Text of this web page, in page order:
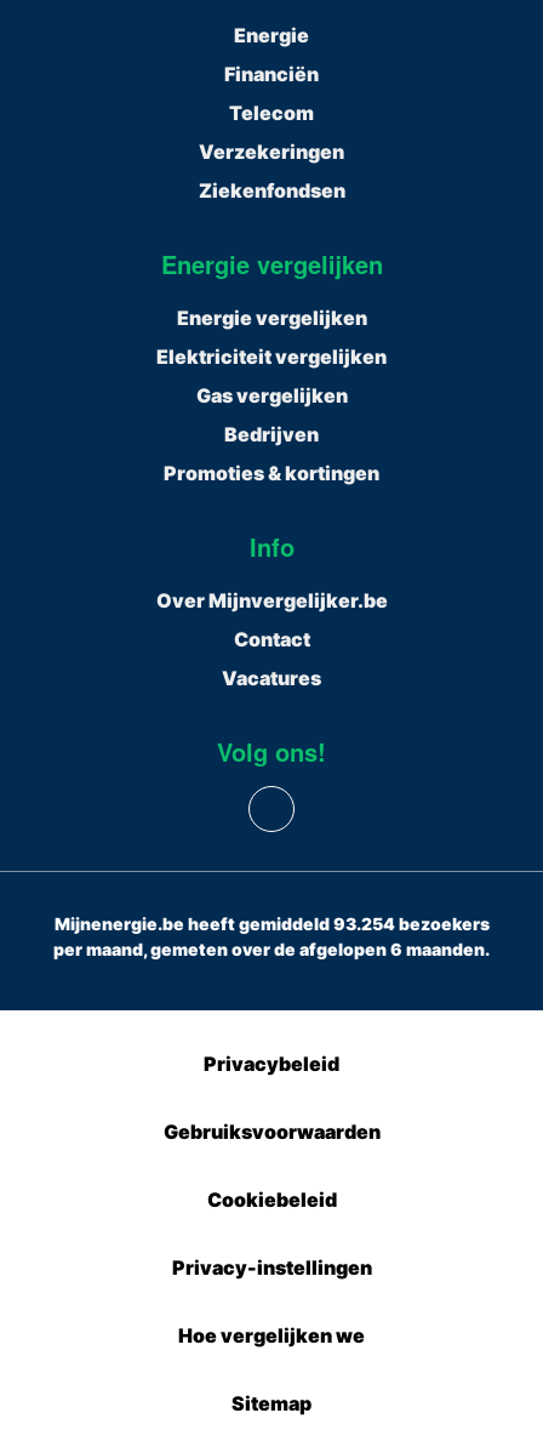
Energie
Financiën
Telecom
Verzekeringen
Ziekenfondsen
Energie vergelijken
Energie vergelijken
Elektriciteit vergelijken
Gas vergelijken
Bedrijven
Promoties & kortingen
Info
Over Mijnvergelijker.be
Contact
Vacatures
Volg ons!
Mijnenergie.be heeft gemiddeld 93.254 bezoekers
per maand, gemeten over de afgelopen 6 maanden.
Privacybeleid
Gebruiksvoorwaarden
Cookiebeleid
Privacy-instellingen
Hoe vergelijken we
Sitemap